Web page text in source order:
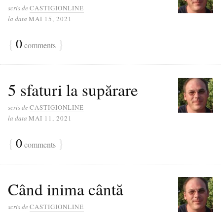
scris de CASTIGIONLINE
la data MAI 15, 2021
{ 0comments }
5 sfaturi la supărare
scris de CASTIGIONLINE
la data MAI 11, 2021
{ 0comments }
Când inima cântă
scris de CASTIGIONLINE